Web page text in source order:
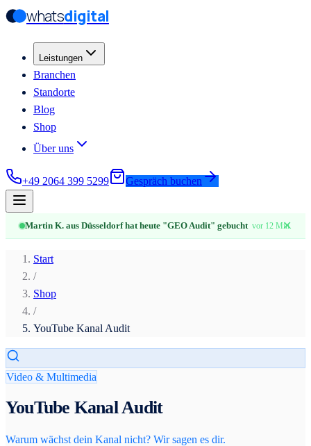
Zum Hauptinhalt springen
Zum Hauptinhalt springen
whatsdigital
Leistungen
Branchen
Standorte
Blog
Shop
Über uns
+49 2064 399 5299 Gespräch buchen
Martin K. aus Düsseldorf hat heute "GEO Audit" gebucht vor 12 Min.
✕
Start
/
Shop
/
YouTube Kanal Audit
Video & Multimedia
YouTube Kanal Audit
Warum wächst dein Kanal nicht? Wir sagen es dir.